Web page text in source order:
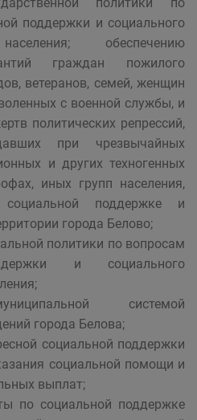
поддержки и социального
обеспечению
граждан пожилого
ветеранов, семей, женщин
с военной службы, и
политических репрессий,
при чрезвычайных
и других техногенных
иных групп населения,
поддержке и
города Белово;
политики по вопросам
и социального
системой
города Белова;
социальной поддержки
социальной помощи и
выплат;
по социальной поддержке